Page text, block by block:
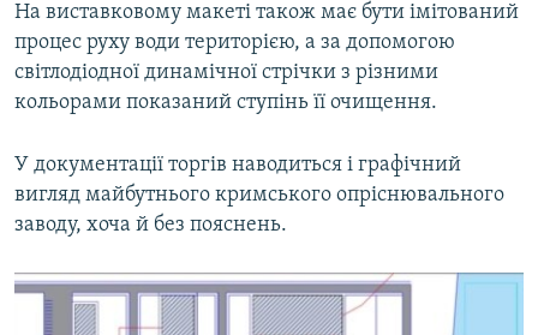
На виставковому макеті також має бути імітований
процес руху води територією, а за допомогою
світлодіодної динамічної стрічки з різними
кольорами показаний ступінь її очищення.
У документації торгів наводиться і графічний
вигляд майбутнього кримського опріснювального
заводу, хоча й без пояснень.